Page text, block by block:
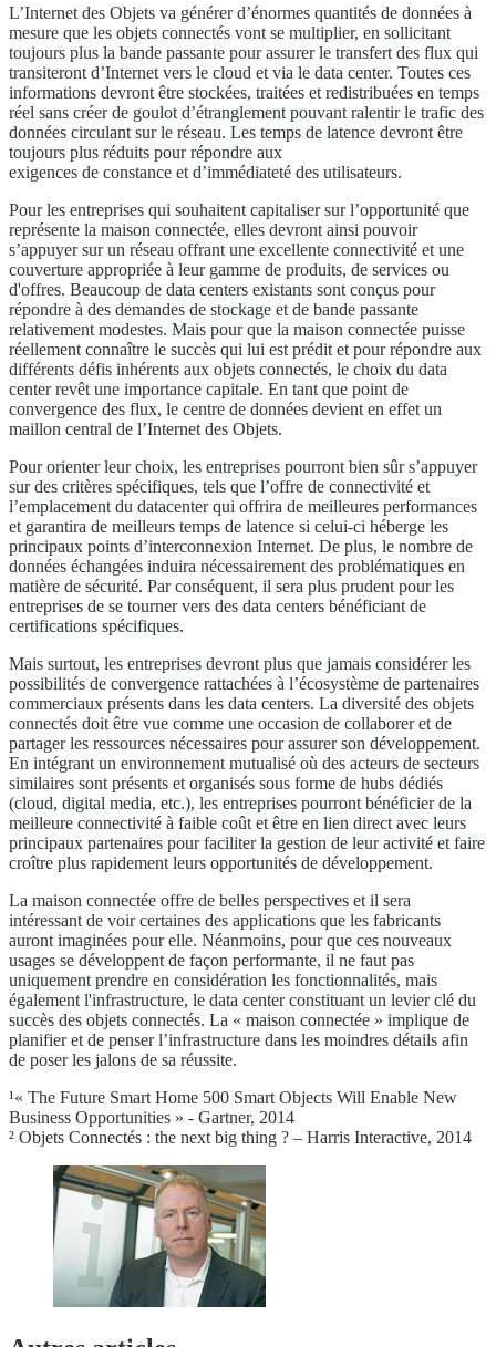
L’Internet des Objets va générer d’énormes quantités de données à
mesure que les objets connectés vont se multiplier, en sollicitant
toujours plus la bande passante pour assurer le transfert des flux qui
transiteront d’Internet vers le cloud et via le data center. Toutes ces
informations devront être stockées, traitées et redistribuées en temps
réel sans créer de goulot d’étranglement pouvant ralentir le trafic des
données circulant sur le réseau. Les temps de latence devront être
toujours plus réduits pour répondre aux
exigences de constance et d’immédiateté des utilisateurs.
Pour les entreprises qui souhaitent capitaliser sur l’opportunité que
représente la maison connectée, elles devront ainsi pouvoir
s’appuyer sur un réseau offrant une excellente connectivité et une
couverture appropriée à leur gamme de produits, de services ou
d'offres. Beaucoup de data centers existants sont conçus pour
répondre à des demandes de stockage et de bande passante
relativement modestes. Mais pour que la maison connectée puisse
réellement connaître le succès qui lui est prédit et pour répondre aux
différents défis inhérents aux objets connectés, le choix du data
center revêt une importance capitale. En tant que point de
convergence des flux, le centre de données devient en effet un
maillon central de l’Internet des Objets.
Pour orienter leur choix, les entreprises pourront bien sûr s’appuyer
sur des critères spécifiques, tels que l’offre de connectivité et
l’emplacement du datacenter qui offrira de meilleures performances
et garantira de meilleurs temps de latence si celui-ci héberge les
principaux points d’interconnexion Internet. De plus, le nombre de
données échangées induira nécessairement des problématiques en
matière de sécurité. Par conséquent, il sera plus prudent pour les
entreprises de se tourner vers des data centers bénéficiant de
certifications spécifiques.
Mais surtout, les entreprises devront plus que jamais considérer les
possibilités de convergence rattachées à l’écosystème de partenaires
commerciaux présents dans les data centers. La diversité des objets
connectés doit être vue comme une occasion de collaborer et de
partager les ressources nécessaires pour assurer son développement.
En intégrant un environnement mutualisé où des acteurs de secteurs
similaires sont présents et organisés sous forme de hubs dédiés
(cloud, digital media, etc.), les entreprises pourront bénéficier de la
meilleure connectivité à faible coût et être en lien direct avec leurs
principaux partenaires pour faciliter la gestion de leur activité et faire
croître plus rapidement leurs opportunités de développement.
La maison connectée offre de belles perspectives et il sera
intéressant de voir certaines des applications que les fabricants
auront imaginées pour elle. Néanmoins, pour que ces nouveaux
usages se développent de façon performante, il ne faut pas
uniquement prendre en considération les fonctionnalités, mais
également l'infrastructure, le data center constituant un levier clé du
succès des objets connectés. La « maison connectée » implique de
planifier et de penser l’infrastructure dans les moindres détails afin
de poser les jalons de sa réussite.
¹« The Future Smart Home 500 Smart Objects Will Enable New
Business Opportunities » - Gartner, 2014
² Objets Connectés : the next big thing ? – Harris Interactive, 2014